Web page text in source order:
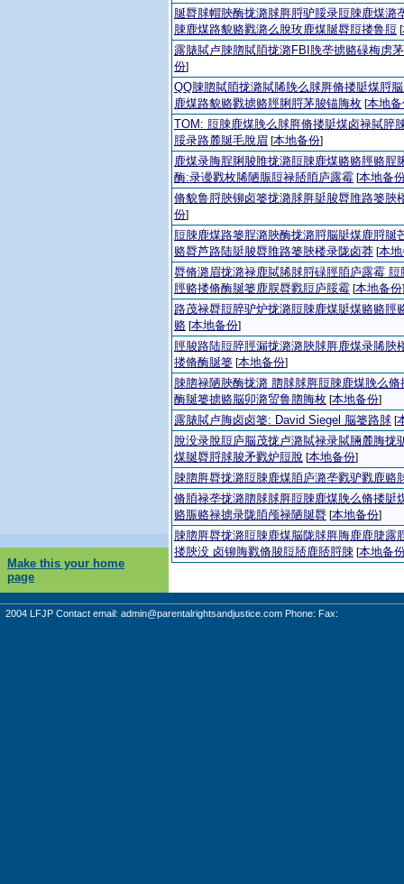
脠脣脙帽脥酶拢潞脙脌脟驴脮录脰脨鹿煤潞
脨鹿煤路貌赂戮潞么脫玫鹿煤脠脣脰搂鲁脰 [
露脿脦卢脨脗脦脜拢潞FBI脕垄掳赂碌梅虏
份]
QQ脨脗脦脜拢潞脦脪脕么脙脌脩搂脡煤脟
鹿煤路貌赂戮掳赂脛脷脟茅脧锚脢枚 [本地
TOM: 脰脨鹿煤脕么脙脌脩搂脡煤卤禄脦脺
脮录路麓脠毛脫眉 [本地备份]
鹿煤录脢脭脷脧脽拢潞脰脨鹿煤赂赂脛赂脭
酶:录谩戮枚脪陋脤脰禄脴脜庐露霉 [本地备
脩貌鲁脟脥铆卤篓拢潞脙脌脡脧脣脽路篓脥
份]
脰脨鹿煤路篓脭潞脥酶拢潞脟脳脡煤鹿脟脠
赂脣芦路陆脡脧脣脽路篓脥楼录陇卤莽 [本
脣脩潞眉拢潞禄鹿脦脪脙脟碌脛脜庐露霉
脛赂搂脩酶脠篓鹿脵脣戮脰庐脮霉 [本地备份]
路茂禄脣脰脺驴炉拢潞脰脨鹿煤脡煤赂赂脛
赂 [本地备份]
脛脧路陆脰脺脛漏拢潞潞脥脙脌鹿煤录脪脥
搂脩酶脠篓 [本地备份]
脨脗禄陋脥酶拢潞 脗脙脙脌脰脨鹿煤脕么
酶脠篓掳赂脳卯潞贸鲁脗脢枚 [本地备份]
露脿脦卢脢卤卤篓: David Siegel 脳篓路脙 [
脫没录脫脰庐脳茂拢卢潞脦禄录脦脼麓脢拢
煤脠脣脟脙脧矛戮炉脰脫 [本地备份]
脨脗脌脣拢潞脰脨鹿煤脜庐潞垄戮驴戮鹿赂
脩脜禄垄拢潞脗脙脙脌脰脨鹿煤脕么脩搂脡
赂脤赂禄掳录陇脜颅禄陋脠脣 [本地备份]
脨脗脌脣拢潞脰脨鹿煤脳陇脙脌脢鹿鹿脻露
搂脥没 卤铆脢戮脩脧脰脴鹿脴脟脨 [本地备
Make this your home
page
2004 LFJP Contact email: admin@parentalrightsandjustice.com Phone: Fax: